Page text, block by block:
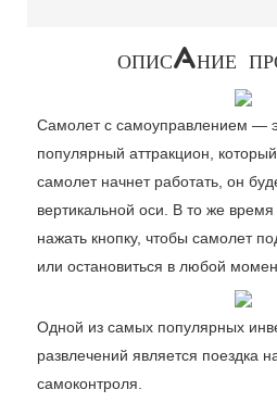
ОПИСАНИЕ
Самолет с самоуправлением —
популярный аттракцион,
самолет начнет работать, он
вертикальной оси. В то же
нажать кнопку, чтобы самолет
или остановиться в любой
Одной из самых популярных
развлечений является поездка
самоконтроля.